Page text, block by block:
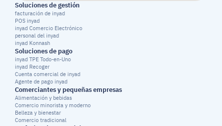
Soluciones de gestión
facturación de inyad
POS inyad
inyad Comercio Electrónico
personal del inyad
inyad Konnash
Soluciones de pago
inyad TPE Todo-en-Uno
inyad Recoger
Cuenta comercial de inyad
Agente de pago inyad
Comerciantes y pequeñas empresas
Alimentación y bebidas
Comercio minorista y moderno
Belleza y bienestar
Comercio tradicional